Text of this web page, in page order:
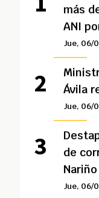
más
ANI
Jue, 06/
Ávila
Jue, 06/
de
Nariño
Jue, 06/